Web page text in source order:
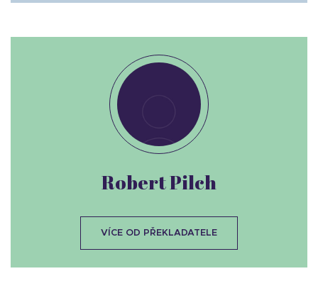
Robert Pilch
VÍCE OD PŘEKLADATELE